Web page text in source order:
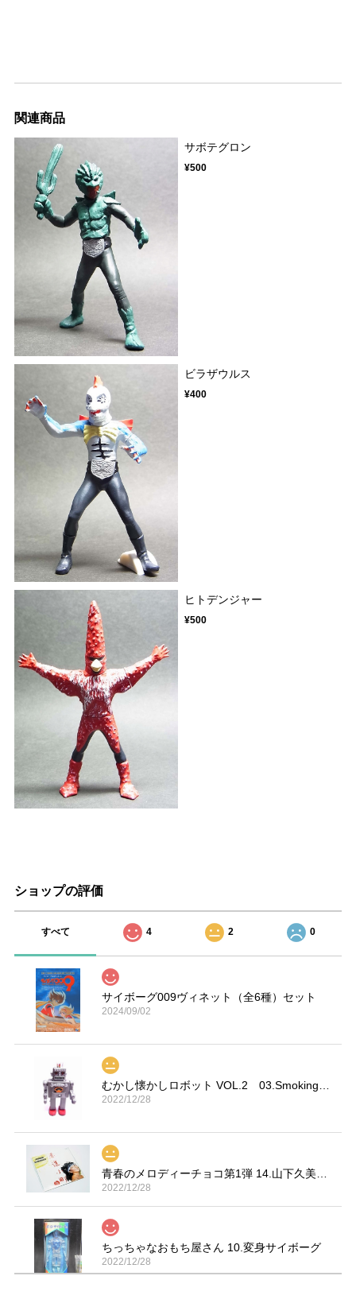
関連商品
サボテグロン
¥500
ビラザウルス
¥400
ヒトデンジャー
¥500
ショップの評価
すべて 4 2 0
サイボーグ009ヴィネット（全6種）セット
2024/09/02
2022/12/28
2022/12/28
ちっちゃなおもち屋さん 10.変身サイボーグ
2022/12/28